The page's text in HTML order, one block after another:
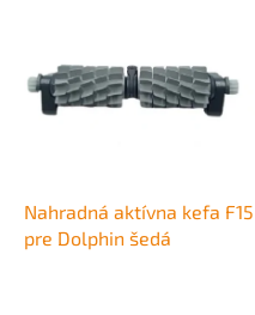
Nahradná aktívna kefa F15
pre Dolphin šedá